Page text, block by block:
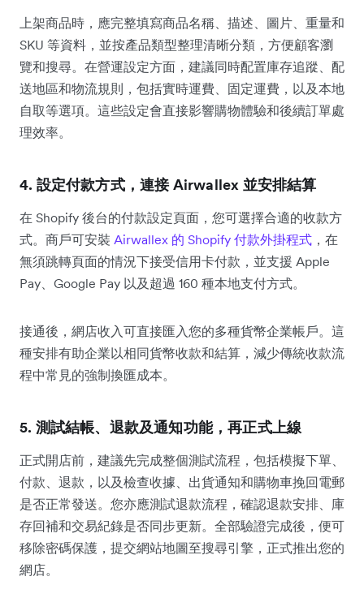
上架商品時，應完整填寫商品名稱、描述、圖片、重量和
SKU 等資料，並按產品類型整理清晰分類，方便顧客瀏
覽和搜尋。在營運設定方面，建議同時配置庫存追蹤、配
送地區和物流規則，包括實時運費、固定運費，以及本地
自取等選項。這些設定會直接影響購物體驗和後續訂單處
理效率。
4. 設定付款方式，連接 Airwallex 並安排結算
在 Shopify 後台的付款設定頁面，您可選擇合適的收款方
式。商戶可安裝 Airwallex 的 Shopify 付款外掛程式 ，在
無須跳轉頁面的情況下接受信用卡付款，並支援 Apple
Pay、Google Pay 以及超過 160 種本地支付方式。
接通後，網店收入可直接匯入您的多種貨幣企業帳戶。這
種安排有助企業以相同貨幣收款和結算，減少傳統收款流
程中常見的強制換匯成本。
5. 測試結帳、退款及通知功能，再正式上線
正式開店前，建議先完成整個測試流程，包括模擬下單、
付款、退款，以及檢查收據、出貨通知和購物車挽回電郵
是否正常發送。您亦應測試退款流程，確認退款安排、庫
存回補和交易紀錄是否同步更新。全部驗證完成後，便可
移除密碼保護，提交網站地圖至搜尋引擎，正式推出您的
網店。